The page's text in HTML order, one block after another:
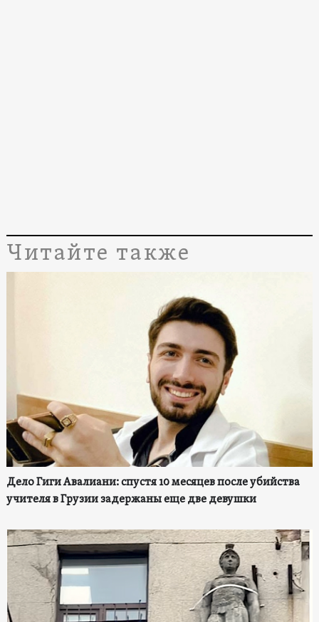
Читайте также
Дело Гиги Авалиани: спустя 10 месяцев после убийства
учителя в Грузии задержаны еще две девушки